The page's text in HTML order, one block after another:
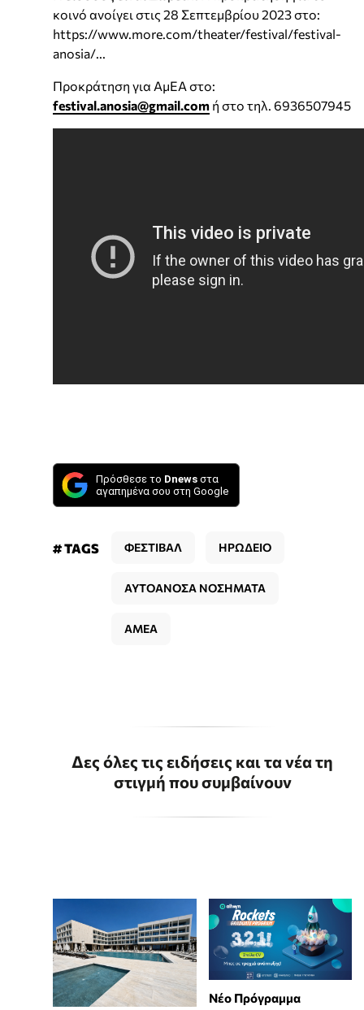
κοινό ανοίγει στις 28 Σεπτεμβρίου 2023 στο:
https://www.more.com/theater/festival/festival-
anosia/...
Προκράτηση για ΑμΕΑ στο:
festival.anosia@gmail.com ή στο τηλ. 6936507945
Πρόσθεσε το Dnews στα
αγαπημένα σου στη Google
# TAGS ΦΕΣΤΙΒΑΛ ΗΡΩΔΕΙΟ
ΑΥΤΟΑΝΟΣΑ ΝΟΣΗΜΑΤΑ
ΑΜΕΑ
Δες όλες τις ειδήσεις και τα νέα τη
στιγμή που συμβαίνουν
Νέο Πρόγραμμα